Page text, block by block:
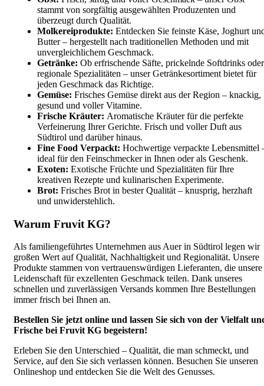
stammt von sorgfältig ausgewählten Produzenten und
überzeugt durch Qualität.
Molkereiprodukte: Entdecken Sie feinste Käse, Joghurt
Butter – hergestellt nach traditionellen Methoden und mit
unvergleichlichem Geschmack.
Getränke: Ob erfrischende Säfte, prickelnde Softdrinks oder
regionale Spezialitäten – unser Getränkesortiment bietet für
jeden Geschmack das Richtige.
Gemüse: Frisches Gemüse direkt aus der Region – knackig,
gesund und voller Vitamine.
Frische Kräuter: Aromatische Kräuter für die perfekte
Verfeinerung Ihrer Gerichte. Frisch und voller Duft aus
Südtirol und darüber hinaus.
Fine Food Verpackt: Hochwertige verpackte Lebensmittel
ideal für den Feinschmecker in Ihnen oder als Geschenk.
Exoten: Exotische Früchte und Spezialitäten für Ihre
kreativen Rezepte und kulinarischen Experimente.
Brot: Frisches Brot in bester Qualität – knusprig, herzhaft
und unwiderstehlich.
Warum Fruvit KG?
Als familiengeführtes Unternehmen aus Auer in Südtirol legen wir
großen Wert auf Qualität, Nachhaltigkeit und Regionalität. Unsere
Produkte stammen von vertrauenswürdigen Lieferanten, die unsere
Leidenschaft für exzellenten Geschmack teilen. Dank unseres
schnellen und zuverlässigen Versands kommen Ihre Bestellungen
immer frisch bei Ihnen an.
Bestellen Sie jetzt online und lassen Sie sich von der Vielfalt
Frische bei Fruvit KG begeistern!
Erleben Sie den Unterschied – Qualität, die man schmeckt, und
Service, auf den Sie sich verlassen können. Besuchen Sie unseren
Onlineshop und entdecken Sie die Welt des Genusses.